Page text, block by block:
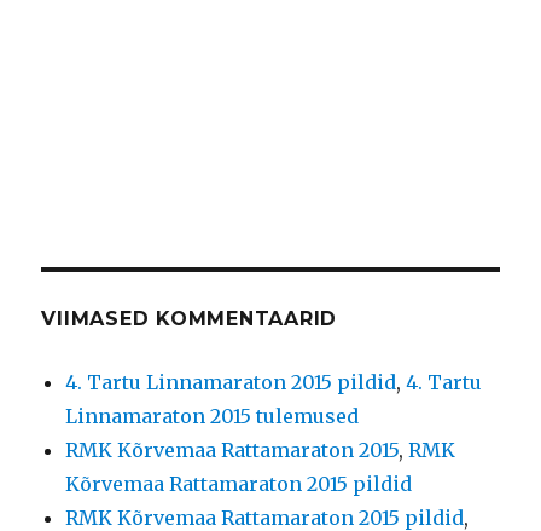
VIIMASED KOMMENTAARID
4. Tartu Linnamaraton 2015 pildid,4. Tartu
Linnamaraton 2015 tulemused
RMK Kõrvemaa Rattamaraton 2015,RMK
Kõrvemaa Rattamaraton 2015 pildid
RMK Kõrvemaa Rattamaraton 2015 pildid,